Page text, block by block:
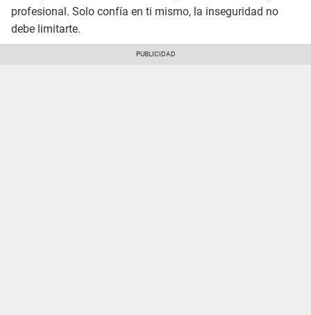
profesional. Solo confía en ti mismo, la inseguridad no
debe limitarte.